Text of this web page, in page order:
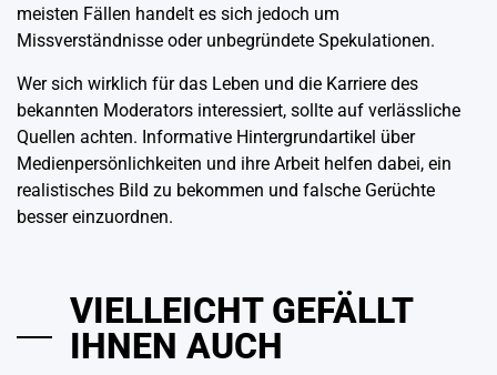
meisten Fällen handelt es sich jedoch um
Missverständnisse oder unbegründete Spekulationen.
Wer sich wirklich für das Leben und die Karriere des
bekannten Moderators interessiert, sollte auf verlässliche
Quellen achten. Informative Hintergrundartikel über
Medienpersönlichkeiten und ihre Arbeit helfen dabei, ein
realistisches Bild zu bekommen und falsche Gerüchte
besser einzuordnen.
VIELLEICHT GEFÄLLT
IHNEN AUCH